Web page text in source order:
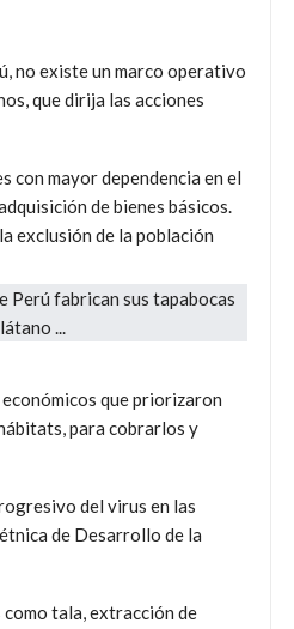
no existe un marco operativo
que dirija las acciones
con mayor dependencia en el
de bienes básicos.
exclusión de la población
que priorizaron
para cobrarlos y
del virus en las
de Desarrollo de la
tala, extracción de